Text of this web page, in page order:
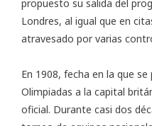
propuesto su salida del
Londres, al igual que en
atravesado por varias
En 1908, fecha en la que
Olimpiadas a la capital
oficial. Durante casi dos